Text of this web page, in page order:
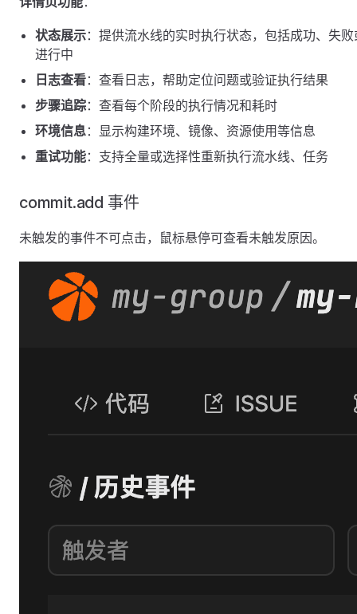
状态展示：提供流水线的实时执行状态，包括成功、失败
进行中
日志查看：查看日志，帮助定位问题或验证执行结果
步骤追踪：查看每个阶段的执行情况和耗时
环境信息：显示构建环境、镜像、资源使用等信息
重试功能：支持全量或选择性重新执行流水线、任务
commit.add 事件
未触发的事件不可点击，鼠标悬停可查看未触发原因。